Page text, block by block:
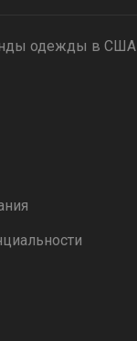
одежды в США